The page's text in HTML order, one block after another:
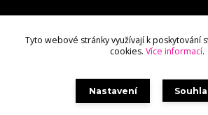
Tyto webové stránky využívají k poskytování
cookies. Více informací.
Nastavení